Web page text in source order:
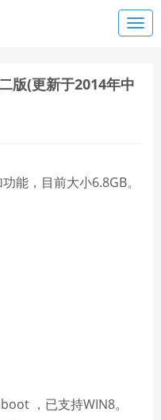
版(更新于2014年中
能，目前大小6.8GB。
，已支持WIN8。